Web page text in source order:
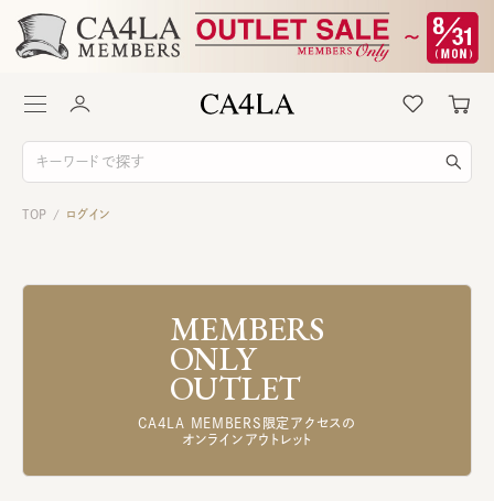
TOP / ログイン
MEMBERS
ONLY
OUTLET
CA4LA MEMBERS限定アクセスの
オンラインアウトレット